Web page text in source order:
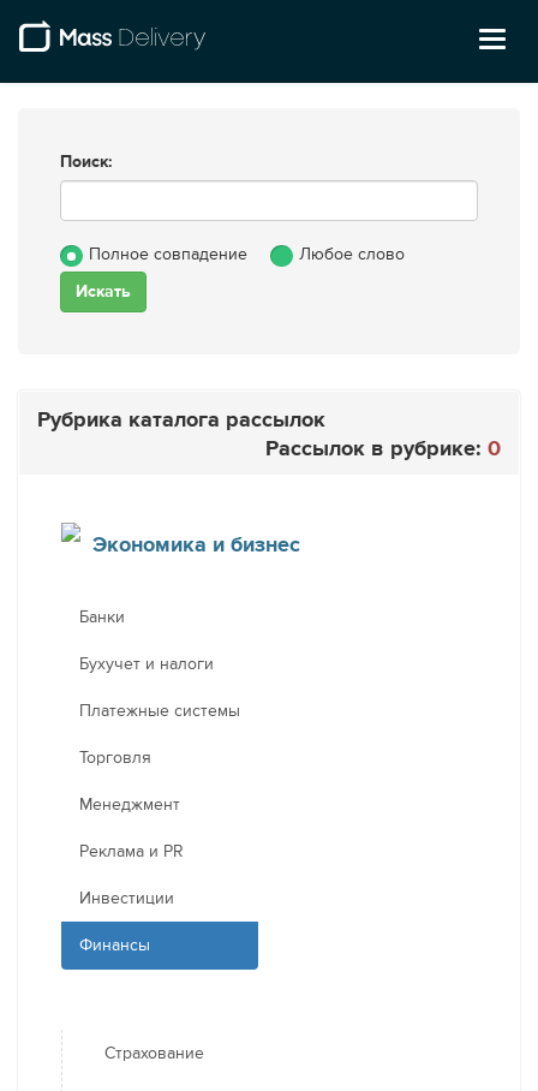
Поиск:
Полное совпадение Любое слово
Рубрика каталога рассылок
Рассылок в рубрике: 0
Экономика и бизнес
Банки
Бухучет и налоги
Платежные системы
Торговля
Менеджмент
Реклама и PR
Инвестиции
Финансы
Страхование